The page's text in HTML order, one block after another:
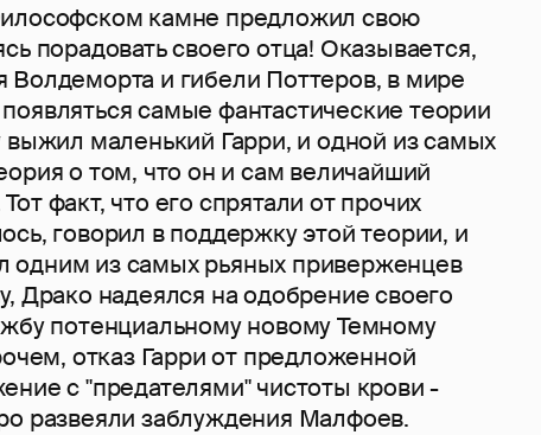
камне предложил свою
порадовать своего отца! Оказывается,
Волдеморта и гибели Поттеров, в мире
самые фантастические теории
выжил маленький Гарри, и одной из самых
о том, что он и сам величайший
факт, что его спрятали от прочих
говорил в поддержку этой теории, и
из самых рьяных приверженцев
Драко надеялся на одобрение своего
потенциальному новому Темному
отказ Гарри от предложенной
с "предателями" чистоты крови -
развеяли заблуждения Малфоев.